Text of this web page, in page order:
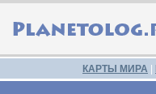
КАРТЫ МИРА